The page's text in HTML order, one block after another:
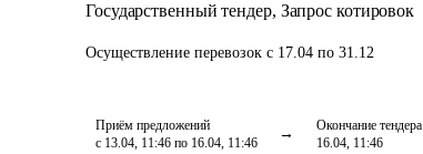
Государственный тендер, Запрос котировок
Осуществление перевозок с 17.04 по 31.12
Приём предложений
с 13.04, 11:46 по 16.04, 11:46
Окончание тендера
16.04, 11:46